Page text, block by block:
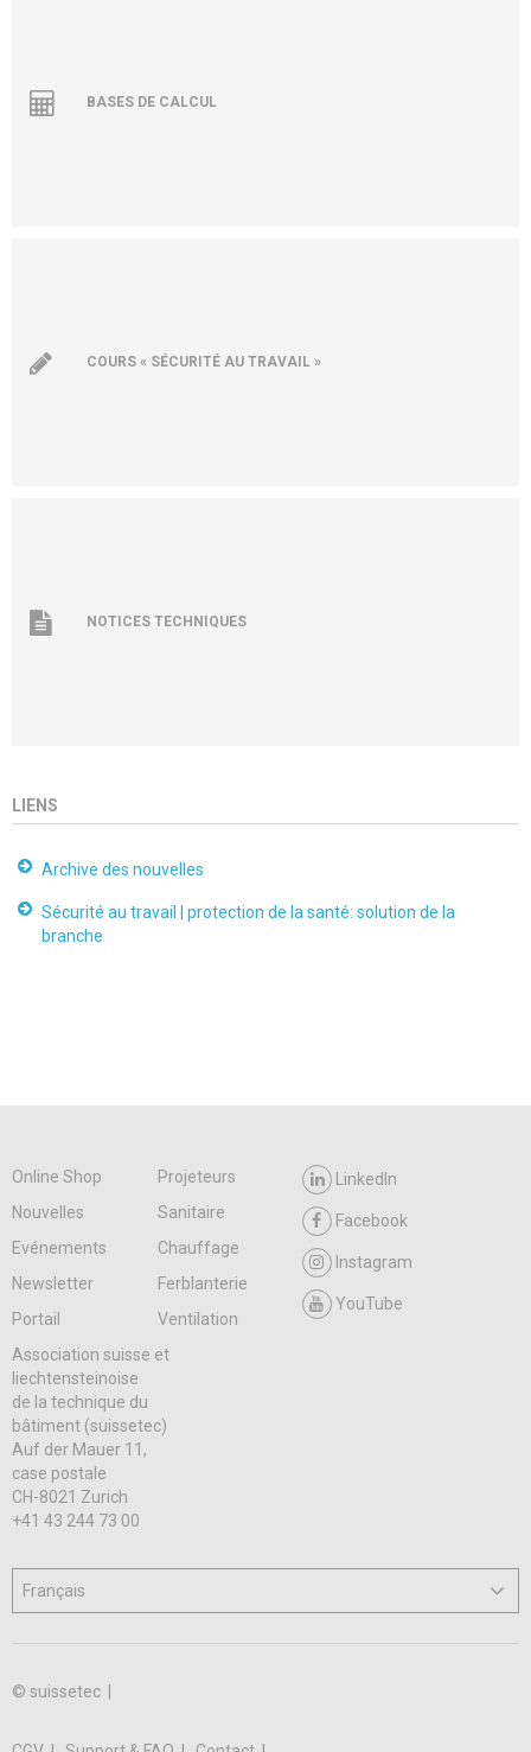
BASES DE CALCUL
COURS « SÉCURITÉ AU TRAVAIL »
NOTICES TECHNIQUES
LIENS
Archive des nouvelles
Sécurité au travail | protection de la santé: solution de la
branche
Online Shop
Projeteurs
Nouvelles
Sanitaire
Evénements
Chauffage
Newsletter
Ferblanterie
Portail
Ventilation
LinkedIn
Facebook
Instagram
YouTube
Association suisse et
liechtensteinoise
de la technique du
bâtiment (suissetec)
Auf der Mauer 11,
case postale
CH-8021 Zurich
+41 43 244 73 00
© suissetec |